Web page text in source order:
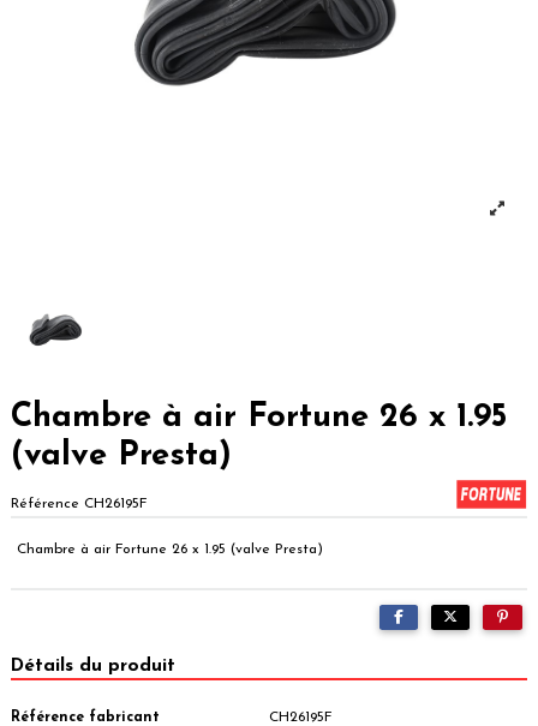
Chambre à air Fortune 26 x 1.95
(valve Presta)
Référence CH26195F
Chambre à air Fortune 26 x 1.95 (valve Presta)
Détails du produit
Référence fabricant CH26195F